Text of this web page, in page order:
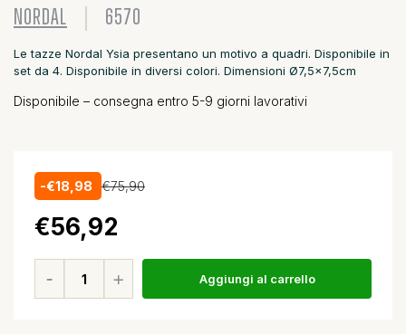
NORDAL 6570
Le tazze Nordal Ysia presentano un motivo a quadri. Disponibile in
set da 4. Disponibile in diversi colori. Dimensioni Ø7,5x7,5cm
Disponibile – consegna entro 5-9 giorni lavorativi
-€18,98 €75,90
€56,92
Aggiungi al carrello